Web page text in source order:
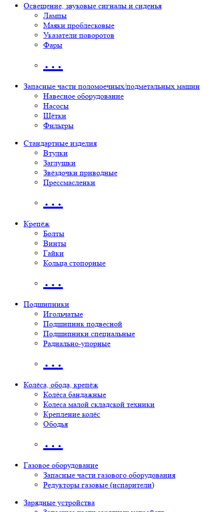
Освещение, звуковые сигналы и сиденья
Лампы
Маяки проблесковые
Указатели поворотов
Фары
…
Запасные части поломоечных/подметальных машин
Навесное оборудование
Насосы
Щётки
Фильтры
Стандартные изделия
Втулки
Заглушки
Звёздочки приводные
Прессмасленки
…
Крепёж
Болты
Винты
Гайки
Кольца стопорные
…
Подшипники
Игольчатые
Подшипник подвесной
Подшипники специальные
Радиально-упорные
…
Колёса, обода, крепёж
Колёса бандажные
Колеса малой складской техники
Крепление колёс
Ободья
…
Газовое оборудование
Запасные части газового оборудования
Редукторы газовые (испарители)
Зарядные устройства